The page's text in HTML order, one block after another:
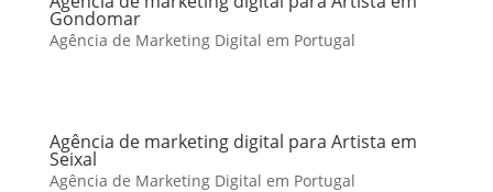
Gondomar
Agência de Marketing Digital em Portugal
Agência de marketing digital para Artista em
Seixal
Agência de Marketing Digital em Portugal